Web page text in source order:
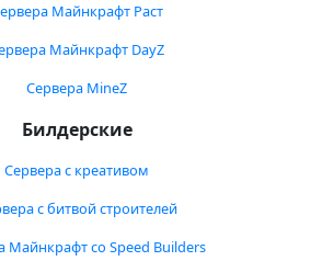
Майнкрафт Раст
Майнкрафт DayZ
Сервера MineZ
Билдерские
Сервера с креативом
с битвой строителей
Майнкрафт со Speed Builders